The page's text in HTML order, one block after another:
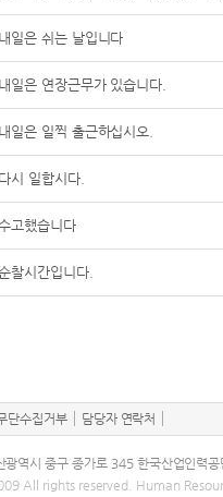
내일은 쉬는 날입니다
내일은 연장근무가 있습니다.
내일은 일찍 출근하십시오.
다시 일합시다.
고했습니다
찰시간입니다.
단수집거부 담당자 연락처
역시 중구 종가로 345 한국산업인력공
All rights reserved. Human